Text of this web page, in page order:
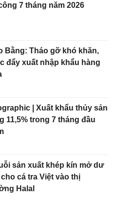
7 tháng năm 2026
Bằng: Tháo gỡ khó khăn,
đẩy xuất nhập khẩu hàng
| Xuất khẩu thủy sản
11,5% trong 7 tháng đầu
sản xuất khép kín mở dư
cá tra Việt vào thị
Halal